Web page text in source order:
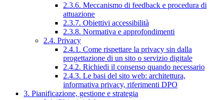
2.3.6. Meccanismo di feedback e procedura di
attuazione
2.3.7. Obiettivi accessibilità
2.3.8. Normativa e approfondimenti
2.4. Privacy
2.4.1. Come rispettare la privacy sin dalla
progettazione di un sito o servizio digitale
2.4.2. Richiedi il consenso quando necessario
2.4.3. Le basi del sito web: architettura,
informativa privacy, riferimenti DPO
3. Pianificazione, gestione e strategia